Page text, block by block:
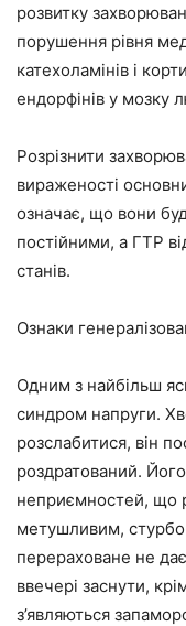
розвитку
порушення рівня
катехоламінів і
ендорфінів у мозку
Розрізнити
вираженості
означає, що вони
постійними, а ГТР
станів.
Ознаки
Одним з найбільш
синдром напруги.
розслабитися, він
роздратований.
неприємностей, що
метушливим,
перераховане не
ввечері заснути,
з’являються